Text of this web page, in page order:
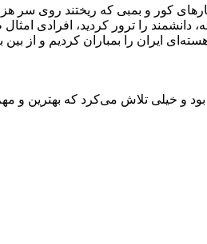
کور و بمبی که ریختند روی سر
دانشمند را ترور کردید، افرادی
ایران را بمباران کردیم و از بین
و خیلی تلاش می‌کرد که بهترین و